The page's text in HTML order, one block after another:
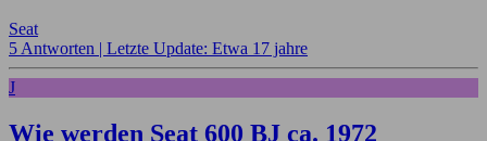
Seat
5 Antworten | Letzte Update: Etwa 17 jahre
J
Wie werden Seat 600 BJ ca. 1972